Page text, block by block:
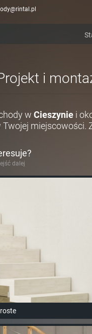
i
w Cieszynie i
miejscowości.
dalej